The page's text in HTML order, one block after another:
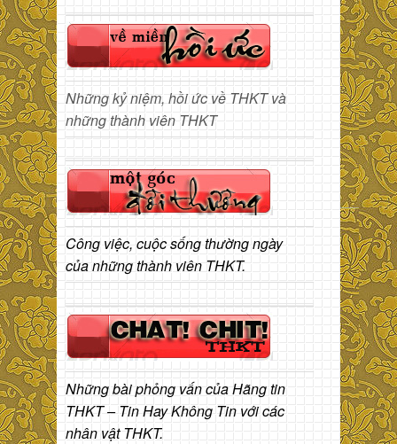
Những kỷ niệm, hồi ức về THKT và
những thành viên THKT
Công việc, cuộc sống thường ngày
của những thành viên THKT.
Những bài phỏng vấn của Hãng tin
THKT – Tin Hay Không Tin với các
nhân vật THKT.